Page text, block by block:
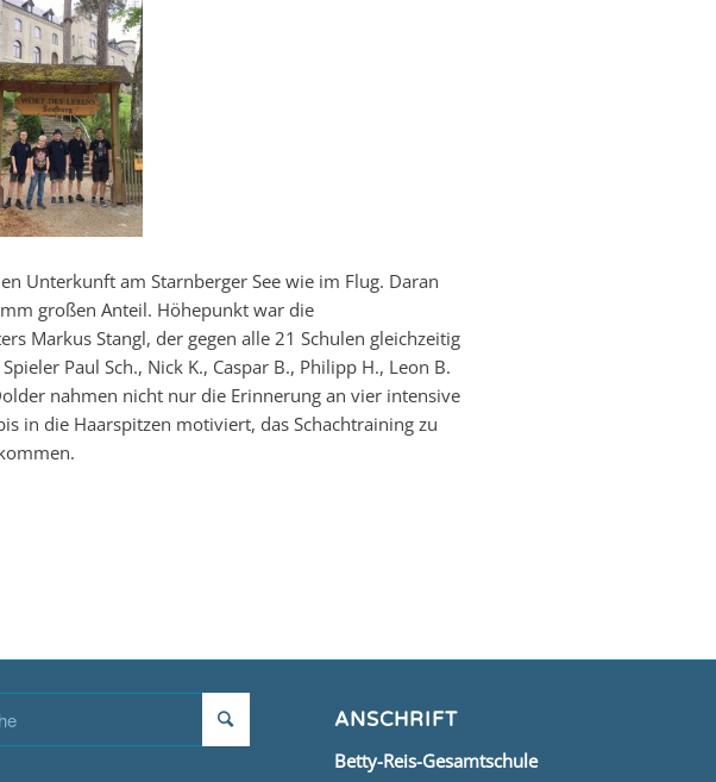
Unterkunft am Starnberger See wie im Flug. Daran
großen Anteil. Höhepunkt war die
Markus Stangl, der gegen alle 21 Schulen gleichzeitig
Paul Sch., Nick K., Caspar B., Philipp H., Leon B.
nahmen nicht nur die Erinnerung an vier intensive
in die Haarspitzen motiviert, das Schachtraining zu
ANSCHRIFT
Betty-Reis-Gesamtschule